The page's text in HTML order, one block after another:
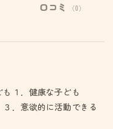
口コミ （0）
も１．健康な子ども
．意欲的に活動できる